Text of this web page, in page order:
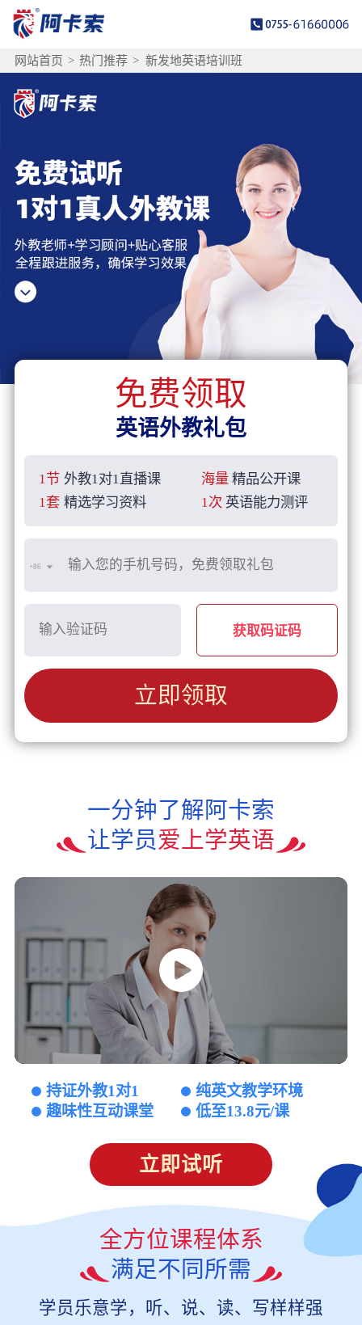
网站首页 > 热门推荐 > 新发地英语培训班
免费领取
英语外教礼包
1节 外教1对1直播课 海量 精品公开课
1套 精选学习资料 1次 英语能力测评
+86
获取码证码
立即领取
一分钟了解阿卡索
让学员爱上学英语
持证外教1对1
纯英文教学环境
趣味性互动课堂
低至13.8元/课
立即试听
全方位课程体系
满足不同所需
学员乐意学，听、说、读、写样样强